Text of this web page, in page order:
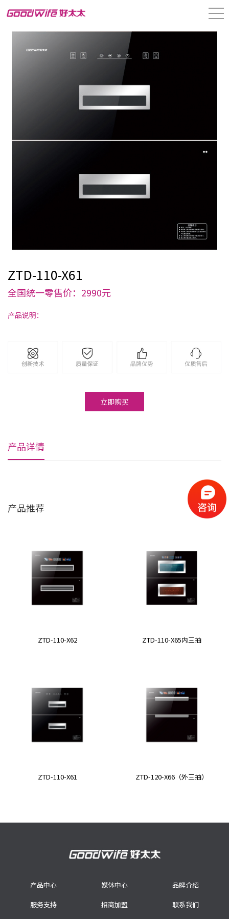
ZTD-110-X61
全国统一零售价：2990元
产品说明：
立即购买
产品详情
产品推荐
ZTD-110-X62 ZTD-110-X65内三抽
ZTD-110-X61 ZTD-120-X66（外三抽）
产品中心 媒体中心
品牌介绍
服务支持
招商加盟 联系我们